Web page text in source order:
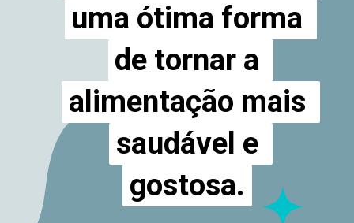
uma ótima forma
de tornar a
alimentação mais
saudável e
gostosa.
uma ótima forma
de tornar a
alimentação mais
saudável e
gostosa.